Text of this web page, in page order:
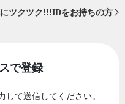
ツクツク!!!IDをお持ちの方
で登録
て送信してください。